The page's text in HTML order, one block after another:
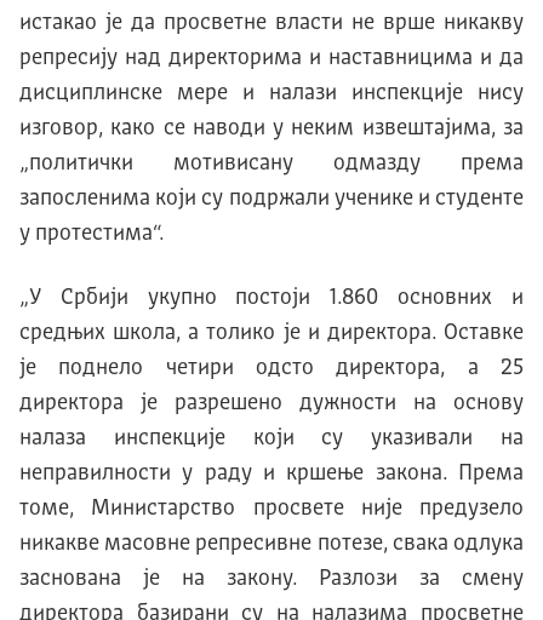
истакао је да просветне власти не врше никакву
репресију над директорима и наставницима и да
дисциплинске мере и налази инспекције нису
изговор, како се наводи у неким извештајима, за
„политички мотивисану одмазду према
запосленима који су подржали ученике и студенте
у протестима“.
„У Србији укупно постоји 1.860 основних и
средњих школа, а толико је и директора. Оставке
је поднело четири одсто директора, а 25
директора је разрешено дужности на основу
налаза инспекције који су указивали на
неправилности у раду и кршење закона. Према
томе, Министарство просвете није предузело
никакве масовне репресивне потезе, свака одлука
заснована је на закону. Разлози за смену
директора базирани су на налазима просветне